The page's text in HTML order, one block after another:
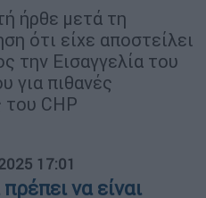
ήρθε μετά τη
ότι είχε αποστείλει
την Εισαγγελία του
για πιθανές
του CHP
17:01
να είναι